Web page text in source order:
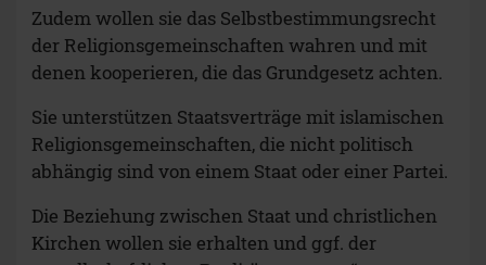
Zudem wollen sie das Selbstbestimmungsrecht
der Religionsgemeinschaften wahren und mit
denen kooperieren, die das Grundgesetz achten.
Sie unterstützen Staatsverträge mit islamischen
Religionsgemeinschaften, die nicht politisch
abhängig sind von einem Staat oder einer Partei.
Die Beziehung zwischen Staat und christlichen
Kirchen wollen sie erhalten und ggf. der